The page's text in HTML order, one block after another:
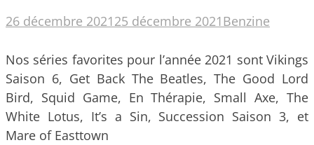
26 décembre 202125 décembre 2021 Benzine
Nos séries favorites pour l’année 2021 sont Vikings
Saison 6, Get Back The Beatles, The Good Lord
Bird, Squid Game, En Thérapie, Small Axe, The
White Lotus, It’s a Sin, Succession Saison 3, et
Mare of Easttown